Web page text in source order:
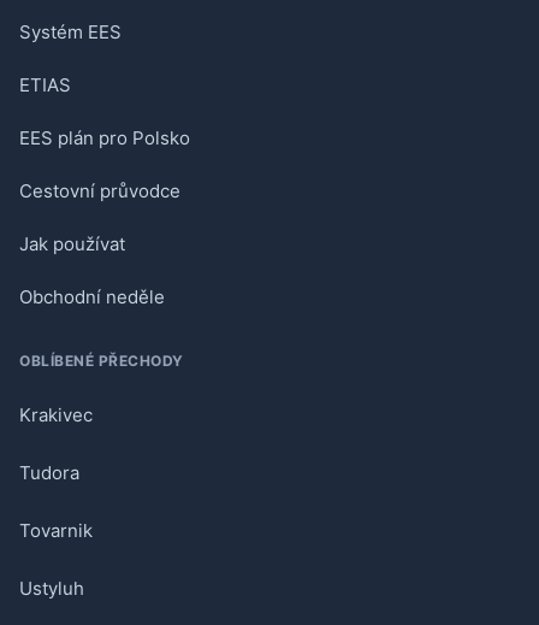
Systém EES
ETIAS
EES plán pro Polsko
Cestovní průvodce
Jak používat
Obchodní neděle
OBLÍBENÉ PŘECHODY
Krakivec
Tudora
Tovarnik
Ustyluh